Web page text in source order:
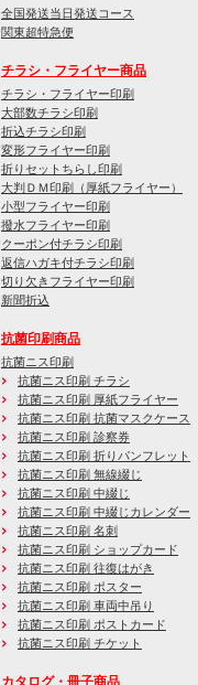
全国発送当日発送コース
関東超特急便
チラシ・フライヤー商品
チラシ・フライヤー印刷
大部数チラシ印刷
折込チラシ印刷
変形フライヤー印刷
折りセットちらし印刷
大判ＤＭ印刷（厚紙フライヤー）
小型フライヤー印刷
撥水フライヤー印刷
クーポン付チラシ印刷
返信ハガキ付チラシ印刷
切り欠きフライヤー印刷
新聞折込
抗菌印刷商品
抗菌ニス印刷
抗菌ニス印刷 チラシ
抗菌ニス印刷 厚紙フライヤー
抗菌ニス印刷 抗菌マスクケース
抗菌ニス印刷 診察券
抗菌ニス印刷 折りパンフレット
抗菌ニス印刷 無線綴じ
抗菌ニス印刷 中綴じ
抗菌ニス印刷 中綴じカレンダー
抗菌ニス印刷 名刺
抗菌ニス印刷 ショップカード
抗菌ニス印刷 往復はがき
抗菌ニス印刷 ポスター
抗菌ニス印刷 車両中吊り
抗菌ニス印刷 ポストカード
抗菌ニス印刷 チケット
カタログ・冊子商品